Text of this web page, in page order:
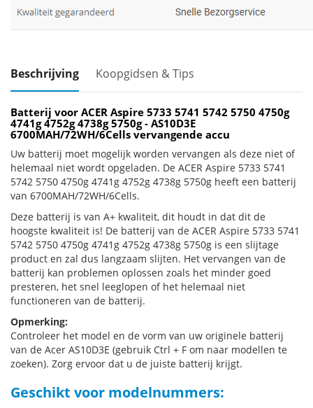
Beschrijving Koopgidsen & Tips
Batterij voor ACER Aspire 5733 5741 5742 5750 4750g
4741g 4752g 4738g 5750g - AS10D3E
6700MAH/72WH/6Cells vervangende accu
Uw batterij moet mogelijk worden vervangen als deze niet of
helemaal niet wordt opgeladen. De ACER Aspire 5733 5741
5742 5750 4750g 4741g 4752g 4738g 5750g heeft een batterij
van 6700MAH/72WH/6Cells.
Deze batterij is van A+ kwaliteit, dit houdt in dat dit de
hoogste kwaliteit is! De batterij van de ACER Aspire 5733 5741
5742 5750 4750g 4741g 4752g 4738g 5750g is een slijtage
product en zal dus langzaam slijten. Het vervangen van de
batterij kan problemen oplossen zoals het minder goed
presteren, het snel leeglopen of het helemaal niet
functioneren van de batterij.
Opmerking:
Controleer het model en de vorm van uw originele batterij
van de Acer AS10D3E (gebruik Ctrl + F om naar modellen te
zoeken). Zorg ervoor dat u de juiste batterij krijgt.
Geschikt voor modelnummers: